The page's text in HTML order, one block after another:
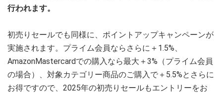
行われます。
初売りセールでも同様に、ポイントアップキャンペーンが
実施されます。プライム会員ならさらに＋1.5%、
AmazonMastercardでの購入なら最大＋3%（プライム会員
の場合）、対象カテゴリー商品のご購入で＋5.5%とさらに
お得ですので、2025年の初売りセールもエントリーをお